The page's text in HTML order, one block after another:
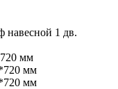
навесной 1 дв.
мм
мм
мм